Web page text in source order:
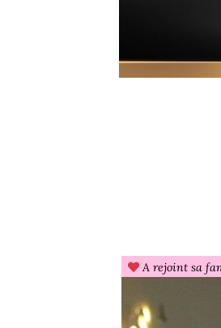
A rejoint sa